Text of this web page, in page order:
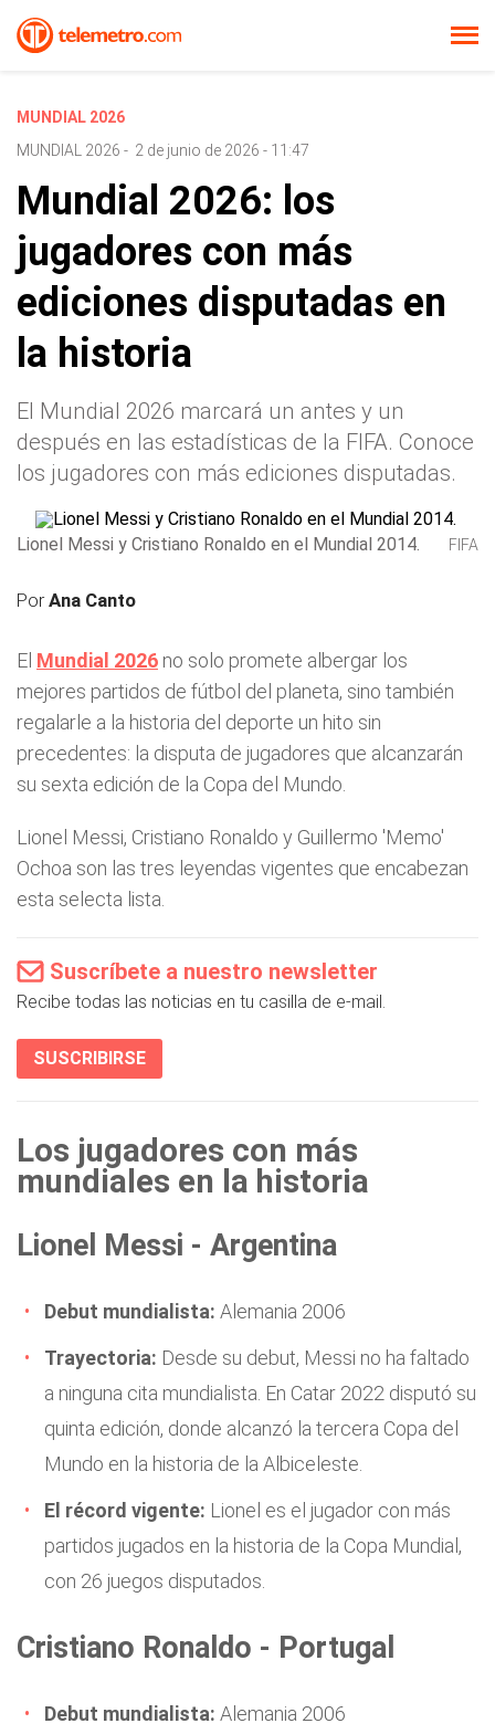
MUNDIAL 2026
MUNDIAL 2026 - 2 de junio de 2026 - 11:47
Mundial 2026: los
jugadores con más
ediciones disputadas en
la historia
El Mundial 2026 marcará un antes y un
después en las estadísticas de la FIFA. Conoce
los jugadores con más ediciones disputadas.
Lionel Messi y Cristiano Ronaldo en el Mundial 2014. FIFA
PorAna Canto
El Mundial 2026 no solo promete albergar los
mejores partidos de fútbol del planeta, sino también
regalarle a la historia del deporte un hito sin
precedentes: la disputa de jugadores que alcanzarán
su sexta edición de la Copa del Mundo.
Lionel Messi, Cristiano Ronaldo y Guillermo 'Memo'
Ochoa son las tres leyendas vigentes que encabezan
esta selecta lista.
Suscríbete a nuestro newsletter
Recibe todas las noticias en tu casilla de e-mail.
SUSCRIBIRSE
Los jugadores con más
mundiales en la historia
Lionel Messi - Argentina
Debut mundialista: Alemania 2006
Trayectoria: Desde su debut, Messi no ha faltado
a ninguna cita mundialista. En Catar 2022 disputó su
quinta edición, donde alcanzó la tercera Copa del
Mundo en la historia de la Albiceleste.
El récord vigente: Lionel es el jugador con más
partidos jugados en la historia de la Copa Mundial,
con 26 juegos disputados.
Cristiano Ronaldo - Portugal
Debut mundialista: Alemania 2006